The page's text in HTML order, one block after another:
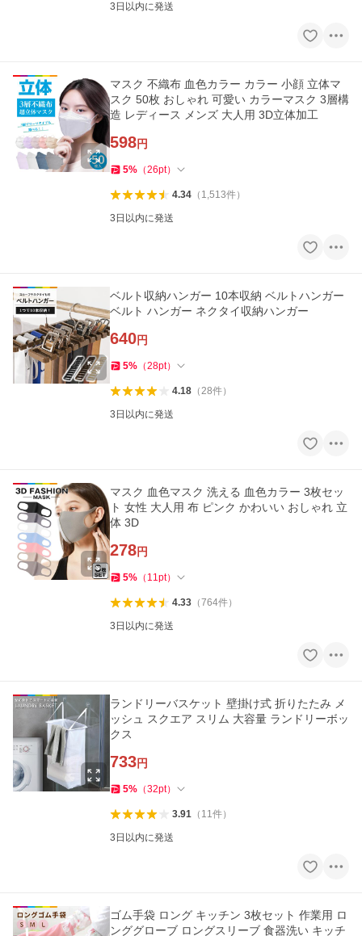
3日以内に発送
マスク 不織布 血色カラー カラー 小顔 立体マ
スク 50枚 おしゃれ 可愛い カラーマスク 3層構
造 レディース メンズ 大人用 3D立体加工
598円
5% （26pt）
4.34（ 1,513件）
3日以内に発送
ベルト収納ハンガー 10本収納 ベルトハンガー
ベルト ハンガー ネクタイ収納ハンガー
640円
5% （28pt）
4.18（28件）
3日以内に発送
マスク 血色マスク 洗える 血色カラー 3枚セッ
ト 女性 大人用 布 ピンク かわいい おしゃれ 立
体 3D
278円
5% （ 11pt）
4.33（764件）
3日以内に発送
ランドリーバスケット 壁掛け式 折りたたみ メ
ッシュ スクエア スリム 大容量 ランドリーボッ
クス
733円
5% （32pt）
3.91（ 11件）
3日以内に発送
ゴム手袋 ロング キッチン 3枚セット 作業用 ロ
ンググローブ ロングスリーブ 食器洗い キッチ